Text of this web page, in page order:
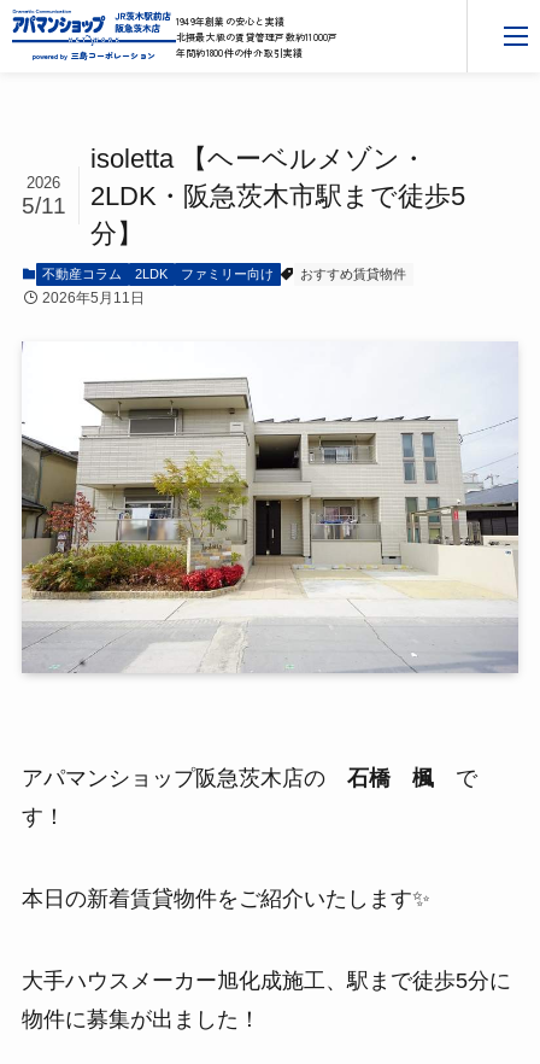
powered by 三島コーポレーション
1949年創業の安心と実績
北摂最大級の賃貸管理戸数約11000戸
年間約1800件の仲介取引実績
isoletta 【ヘーベルメゾン・
2LDK・阪急茨木市駅まで徒歩5
分】
2026
5/11
不動産コラム 2LDK ファミリー向け おすすめ賃貸物件
2026年5月11日
アパマンショップ阪急茨木店の 石橋 楓で
す！
本日の新着賃貸物件をご紹介いたします✨
大手ハウスメーカー旭化成施工、駅まで徒歩5分に
物件に募集が出ました！